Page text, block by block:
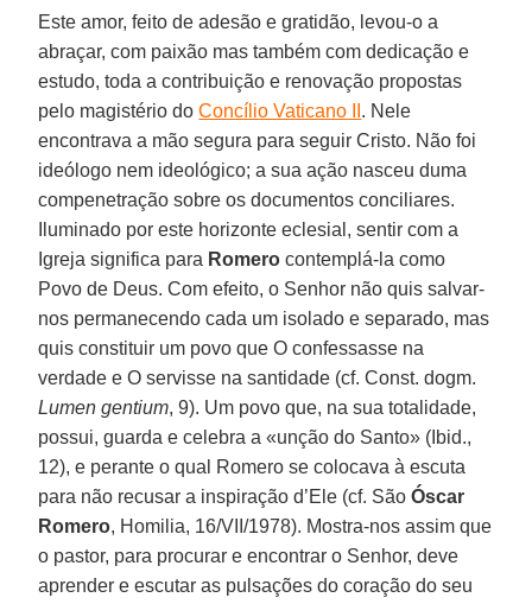
Este amor, feito de adesão e gratidão, levou-o a
abraçar, com paixão mas também com dedicação e
estudo, toda a contribuição e renovação propostas
pelo magistério doConcílio Vaticano II . Nele
encontrava a mão segura para seguir Cristo. Não foi
ideólogo nem ideológico; a sua ação nasceu duma
compenetração sobre os documentos conciliares.
Iluminado por este horizonte eclesial, sentir com a
Igreja significa para Romero contemplá-la como
Povo de Deus. Com efeito, o Senhor não quis salvar-
nos permanecendo cada um isolado e separado, mas
quis constituir um povo que O confessasse na
verdade e O servisse na santidade (cf. Const. dogm.
Lumen gentium, 9). Um povo que, na sua totalidade,
possui, guarda e celebra a «unção do Santo» (Ibid.,
12), e perante o qual Romero se colocava à escuta
para não recusar a inspiração d’Ele (cf. SãoÓscar
Romero, Homilia, 16/VII/1978). Mostra-nos assim que
o pastor, para procurar e encontrar o Senhor, deve
aprender e escutar as pulsações do coração do seu